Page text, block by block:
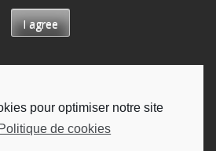
pour optimiser notre site
Politique de cookies
I agree
Hôpital Bretonneau